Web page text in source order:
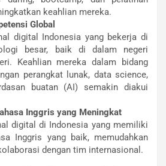
keahlian mereka.
Global
digital Indonesia yang bekerja di
besar, baik di dalam negeri
Keahlian mereka dalam bidang
perangkat lunak, data science,
buatan (AI) semakin diakui
Inggris yang Meningkat
digital di Indonesia yang memiliki
Inggris yang baik, memudahkan
dengan tim internasional.